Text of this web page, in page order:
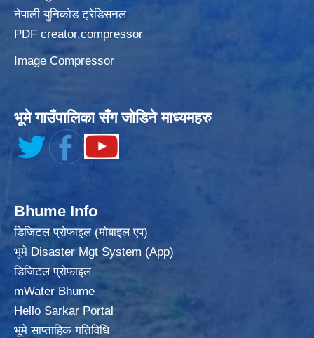
नेपाली युनिकोड ट्रेडिसनल
PDF creator,compressor
Image Compressor
भूमे गाउँपालिका सँग जोडिने माध्यमहरु
Bhume Info
डिजिटल प्रोफाइल (मोबाइल एप)
भूमे Disaster Mgt System (App)
डिजिटल प्रोफाइल
mWater Bhume
Hello Sarkar Portal
भूमे साप्ताहिक गतिविधि